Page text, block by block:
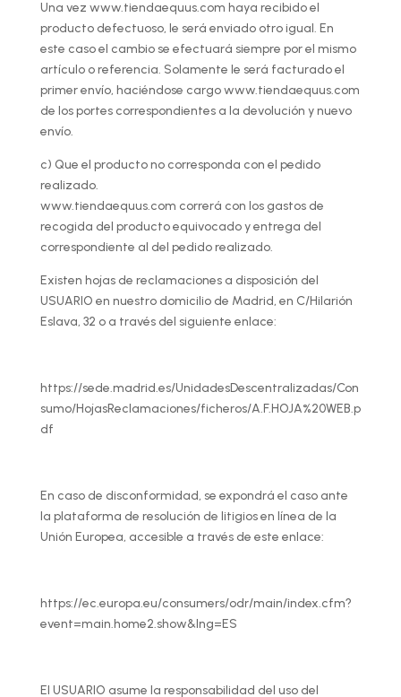
Una vez www.tiendaequus.com haya recibido el
producto defectuoso, le será enviado otro igual. En
este caso el cambio se efectuará siempre por el mismo
artículo o referencia. Solamente le será facturado el
primer envío, haciéndose cargo www.tiendaequus.com
de los portes correspondientes a la devolución y nuevo
envío.
c) Que el producto no corresponda con el pedido
realizado.
www.tiendaequus.com correrá con los gastos de
recogida del producto equivocado y entrega del
correspondiente al del pedido realizado.
Existen hojas de reclamaciones a disposición del
USUARIO en nuestro domicilio de Madrid, en C/Hilarión
Eslava, 32 o a través del siguiente enlace:
https://sede.madrid.es/UnidadesDescentralizadas/Con
sumo/HojasReclamaciones/ficheros/A.F.HOJA%20WEB.p
df
En caso de disconformidad, se expondrá el caso ante
la plataforma de resolución de litigios en línea de la
Unión Europea, accesible a través de este enlace:
https://ec.europa.eu/consumers/odr/main/index.cfm?
event=main.home2.show&lng=ES
El USUARIO asume la responsabilidad del uso del